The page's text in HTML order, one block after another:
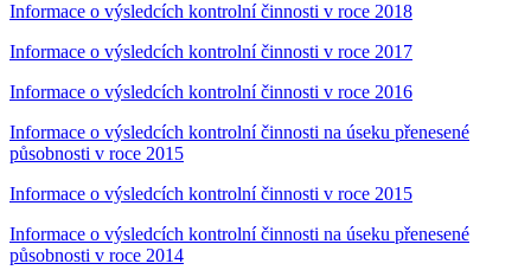
Informace o výsledcích kontrolní činnosti v roce 2018
Informace o výsledcích kontrolní činnosti v roce 2017
Informace o výsledcích kontrolní činnosti v roce 2016
Informace o výsledcích kontrolní činnosti na úseku přenesené
působnosti v roce 2015
Informace o výsledcích kontrolní činnosti v roce 2015
Informace o výsledcích kontrolní činnosti na úseku přenesené
působnosti v roce 2014